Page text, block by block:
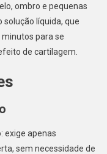
ombro e pequenas
solução líquida, que
para se
de cartilagem.
exige apenas
sem necessidade de